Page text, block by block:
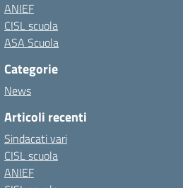
ANIEF
CISL scuola
ASA Scuola
Categorie
News
Articoli recenti
Sindacati vari
CISL scuola
ANIEF